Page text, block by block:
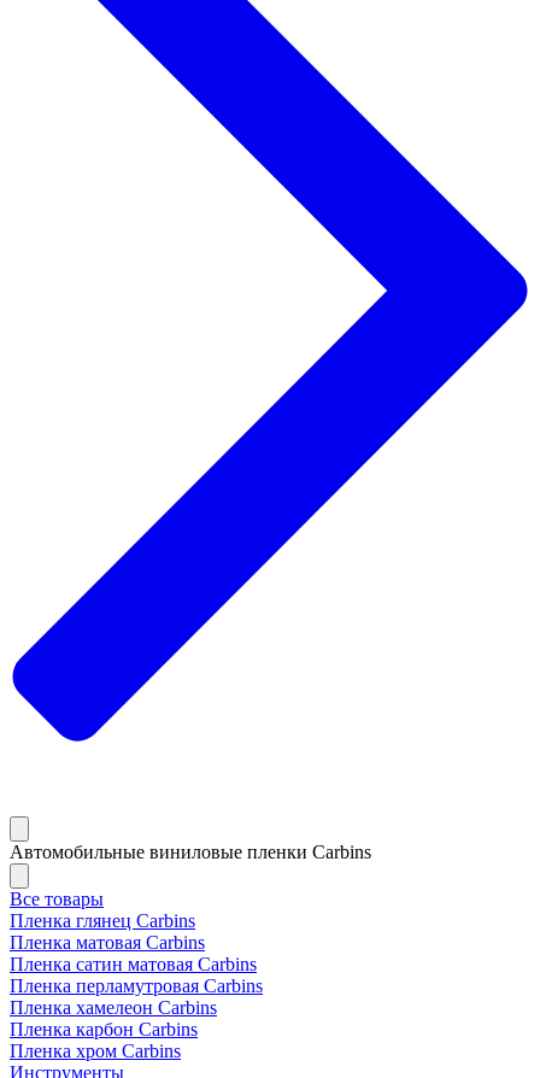
Автомобильные виниловые пленки Carbins
Все товары
Пленка глянец Carbins
Пленка матовая Carbins
Пленка сатин матовая Carbins
Пленка перламутровая Carbins
Пленка хамелеон Carbins
Пленка карбон Carbins
Пленка хром Carbins
Инструменты